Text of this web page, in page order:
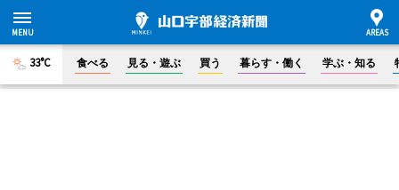
33°C 食べる 見る・遊ぶ 買う 暮らす・働く 学ぶ・知る